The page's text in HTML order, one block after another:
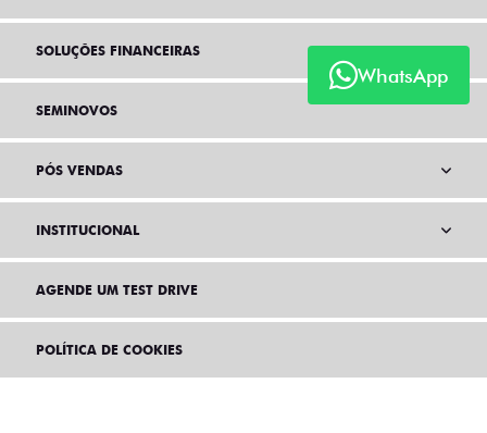
WhatsApp
SOLUÇÕES FINANCEIRAS
SEMINOVOS
PÓS VENDAS
INSTITUCIONAL
AGENDE UM TEST DRIVE
POLÍTICA DE COOKIES